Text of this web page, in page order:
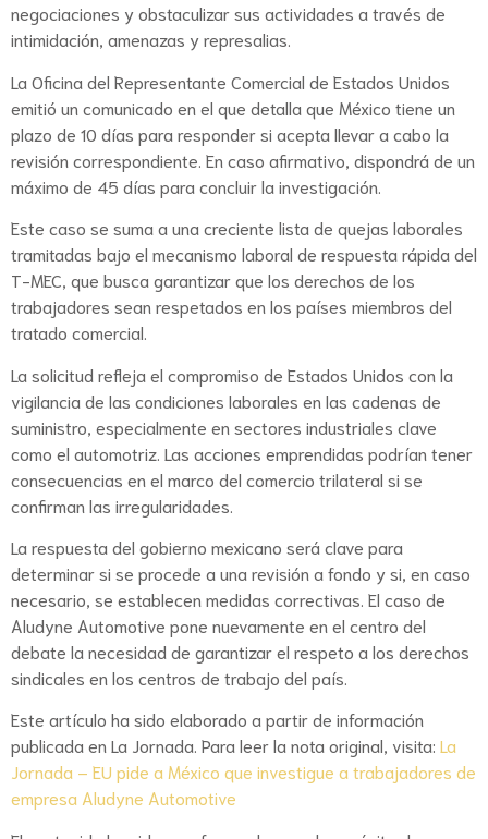
negociaciones y obstaculizar sus actividades a través de
intimidación, amenazas y represalias.
La Oficina del Representante Comercial de Estados Unidos
emitió un comunicado en el que detalla que México tiene un
plazo de 10 días para responder si acepta llevar a cabo la
revisión correspondiente. En caso afirmativo, dispondrá de un
máximo de 45 días para concluir la investigación.
Este caso se suma a una creciente lista de quejas laborales
tramitadas bajo el mecanismo laboral de respuesta rápida del
T-MEC, que busca garantizar que los derechos de los
trabajadores sean respetados en los países miembros del
tratado comercial.
La solicitud refleja el compromiso de Estados Unidos con la
vigilancia de las condiciones laborales en las cadenas de
suministro, especialmente en sectores industriales clave
como el automotriz. Las acciones emprendidas podrían tener
consecuencias en el marco del comercio trilateral si se
confirman las irregularidades.
La respuesta del gobierno mexicano será clave para
determinar si se procede a una revisión a fondo y si, en caso
necesario, se establecen medidas correctivas. El caso de
Aludyne Automotive pone nuevamente en el centro del
debate la necesidad de garantizar el respeto a los derechos
sindicales en los centros de trabajo del país.
Este artículo ha sido elaborado a partir de información
publicada en La Jornada. Para leer la nota original, visita: La
Jornada – EU pide a México que investigue a trabajadores de
empresa Aludyne Automotive